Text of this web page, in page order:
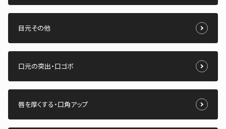
目元その他
口元の突出・口ゴボ
唇を厚くする・口角アップ